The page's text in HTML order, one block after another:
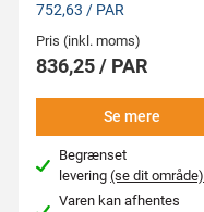
752,63 / PAR
Pris (inkl. moms)
836,25 / PAR
Se mere
Begrænset
levering(se dit område)
Varen kan afhentes